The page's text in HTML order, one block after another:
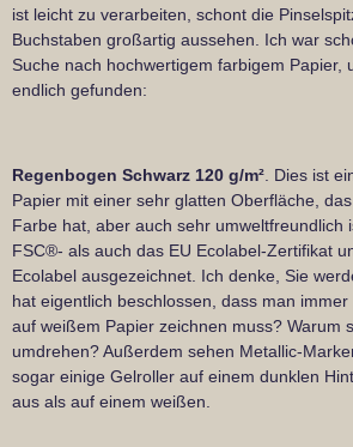
ist leicht zu verarbeiten, schont die
Buchstaben großartig aussehen. Ich war
Suche nach hochwertigem farbigem Papier,
endlich gefunden:
Regenbogen Schwarz 120 g/m² . Dies ist
Papier mit einer sehr glatten Oberfläche,
Farbe hat, aber auch sehr umweltfreundlich
FSC®- als auch das EU Ecolabel-Zertifikat
Ecolabel ausgezeichnet. Ich denke, Sie
hat eigentlich beschlossen, dass man
auf weißem Papier zeichnen muss? Warum
umdrehen? Außerdem sehen Metallic-
sogar einige Gelroller auf einem dunklen
aus als auf einem weißen.